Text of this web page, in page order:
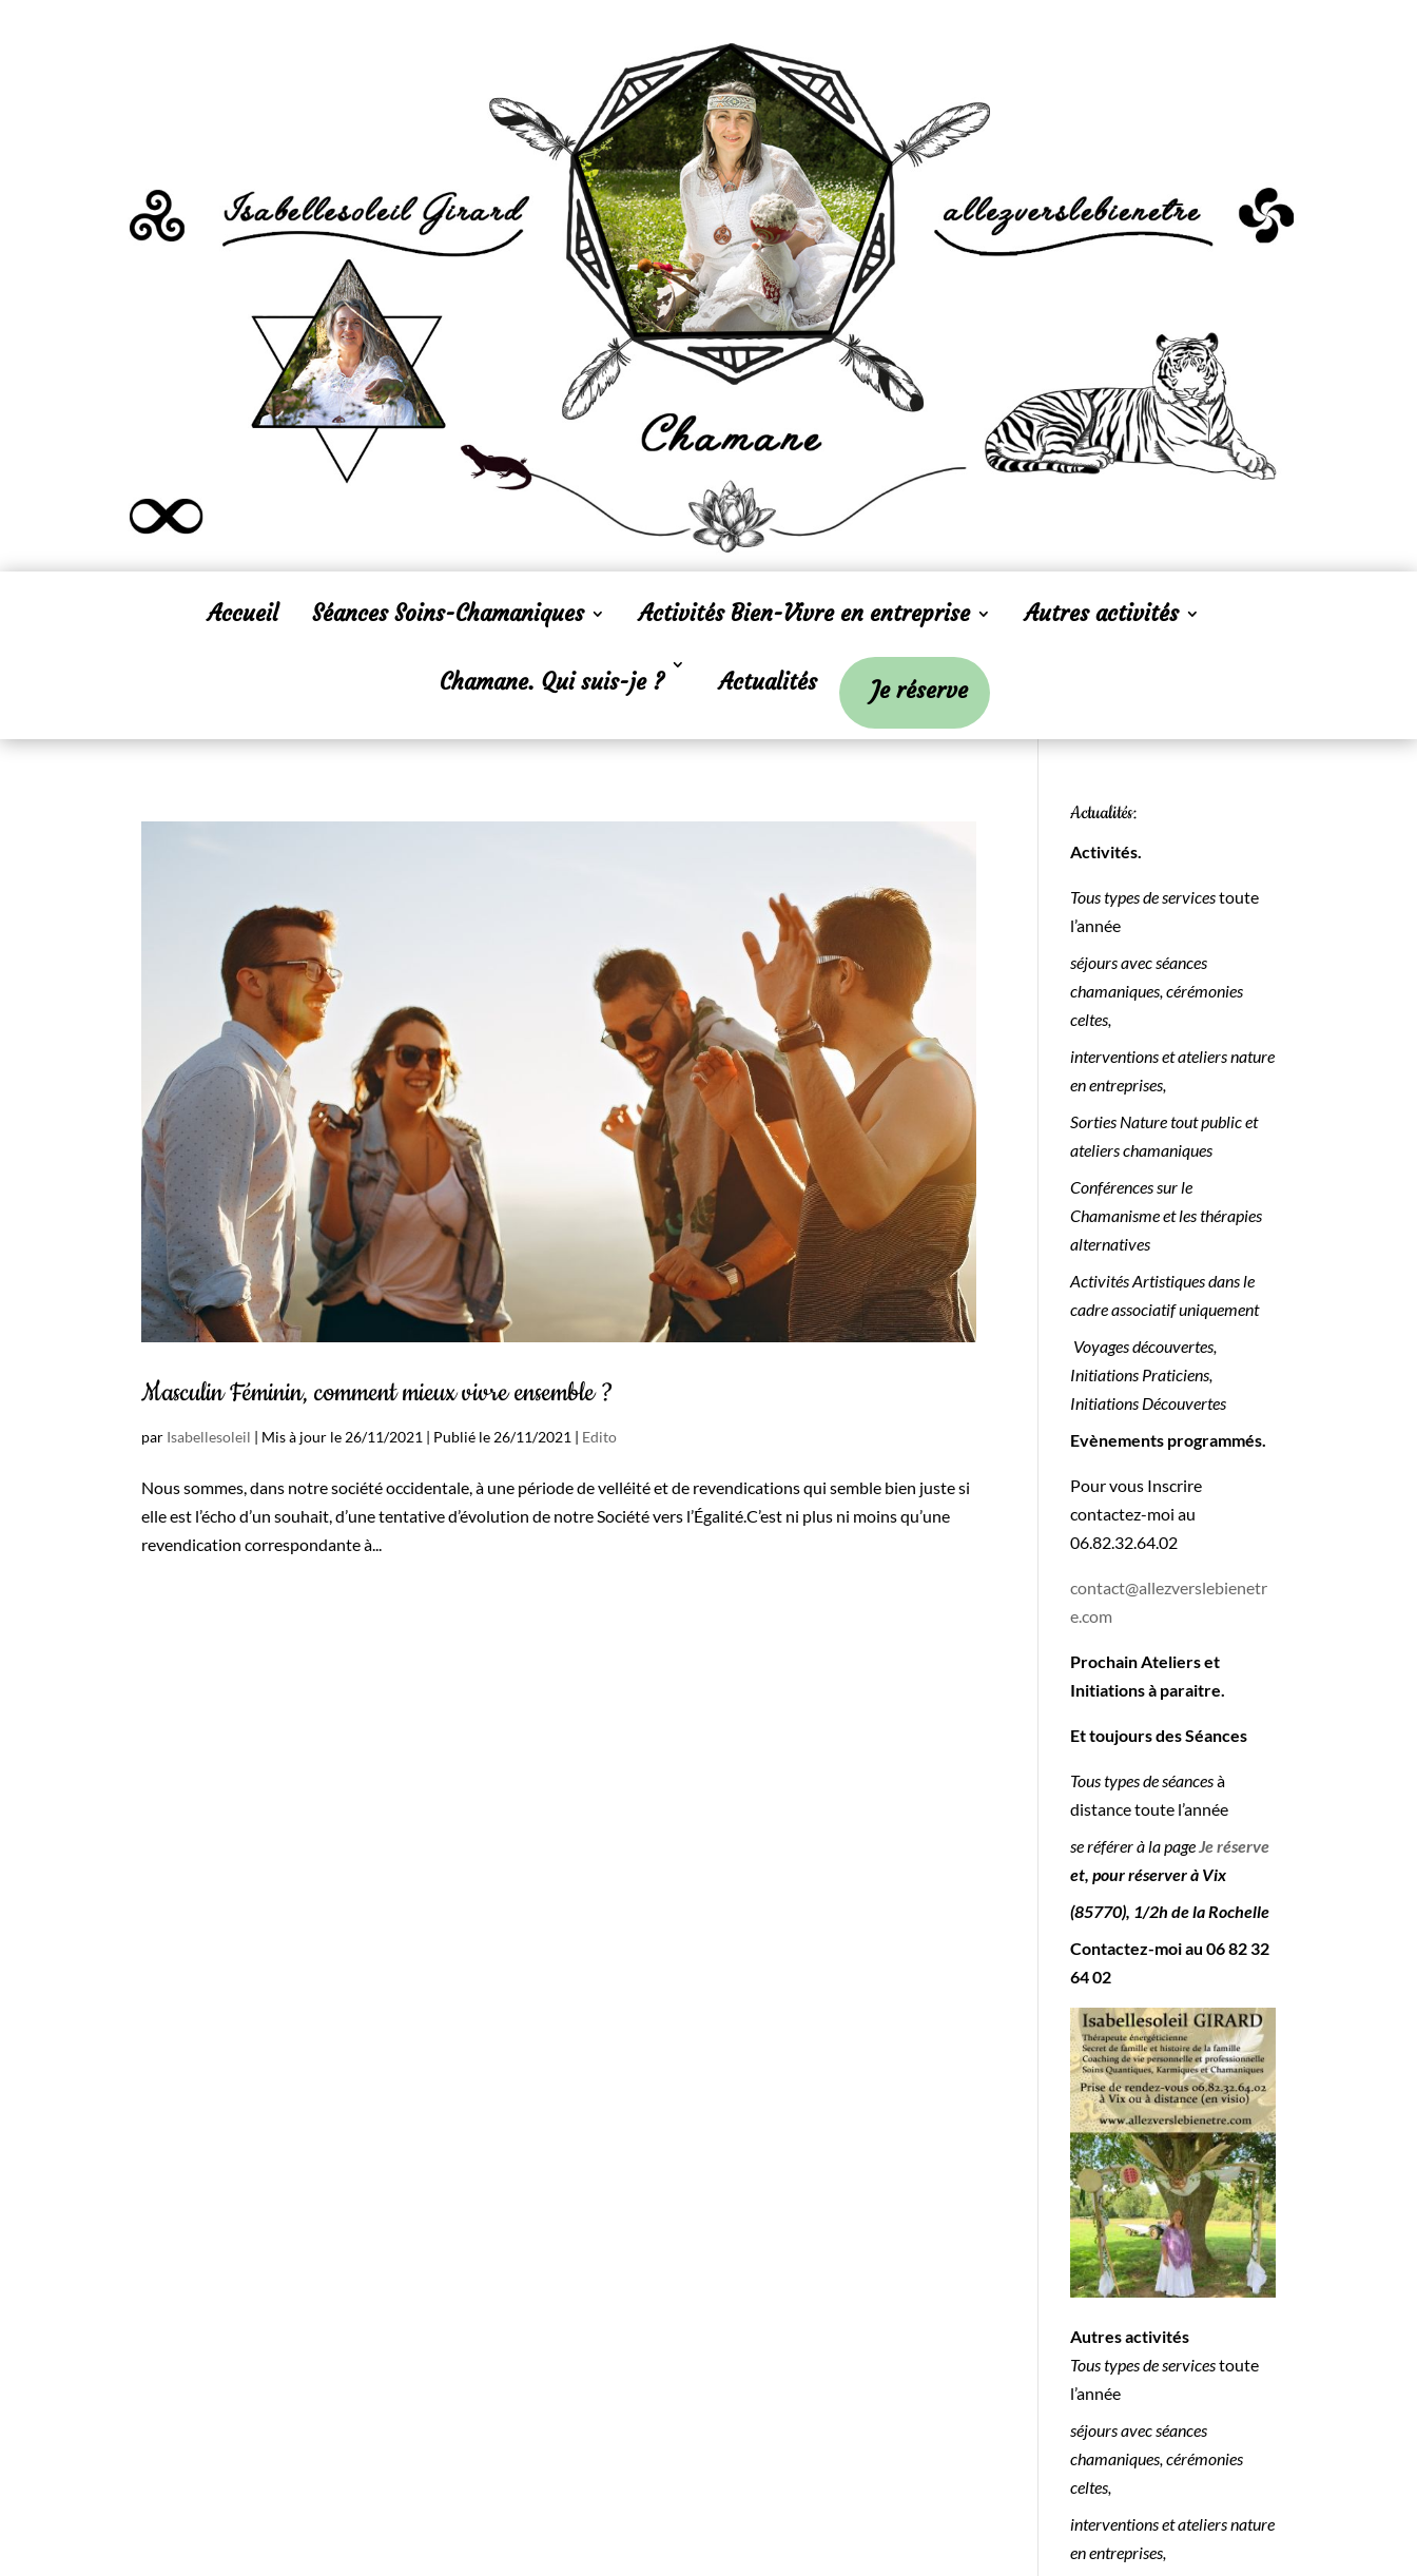
Accueil Séances Soins-Chamaniques Activités Bien-Vivre en entreprise Autres activités
Chamane. Qui suis-je ? Actualités Je réserve
Masculin Féminin, comment mieux vivre ensemble ?
par Isabellesoleil | Mis à jour le 26/11/2021 | Publié le 26/11/2021 | Edito
Nous sommes, dans notre société occidentale, à une période de velléité et de revendications qui semble bien juste si
elle est l’écho d’un souhait, d’une tentative d’évolution de notre Société vers l’Égalité.C’est ni plus ni moins qu’une
revendication correspondante à...
Actualités:
Activités.
Tous types de servicestoute
l’année
séjours avec séances
chamaniques, cérémonies
celtes,
interventions et ateliers nature
en entreprises,
Sorties Nature tout public et
ateliers chamaniques
Conférences sur le
Chamanisme et les thérapies
alternatives
Activités Artistiques dans le
cadre associatif uniquement
Voyages découvertes,
Initiations Praticiens,
Initiations Découvertes
Evènements programmés.
Pour vous Inscrire
contactez-moi au
06.82.32.64.02
contact@allezverslebienetr
e.com
Prochain Ateliers et
Initiations à paraitre.
Et toujours des Séances
Tous types de séancesà
distance toute l’année
se référer à la page Je réserve
et, pour réserver à Vix
(85770), 1/2h de la Rochelle
Contactez-moi au06 82 32
64 02
Autres activités
Tous types de servicestoute
l’année
séjours avec séances
chamaniques, cérémonies
celtes,
interventions et ateliers nature
en entreprises,